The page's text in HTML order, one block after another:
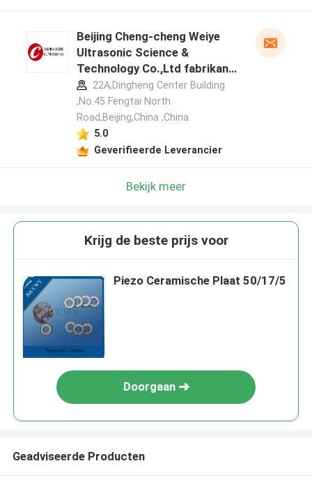
Beijing Cheng-cheng Weiye
Ultrasonic Science &
Technology Co.,Ltd fabrikant
profiel22A,Dingheng Center Building
,No.45 Fengtai North
Road,Beijing,China ,China
5.0
Geverifieerde Leverancier
Bekijk meer
Krijg de beste prijs voor
Piezo Ceramische Plaat 50/17/5
Doorgaan
Geadviseerde Producten